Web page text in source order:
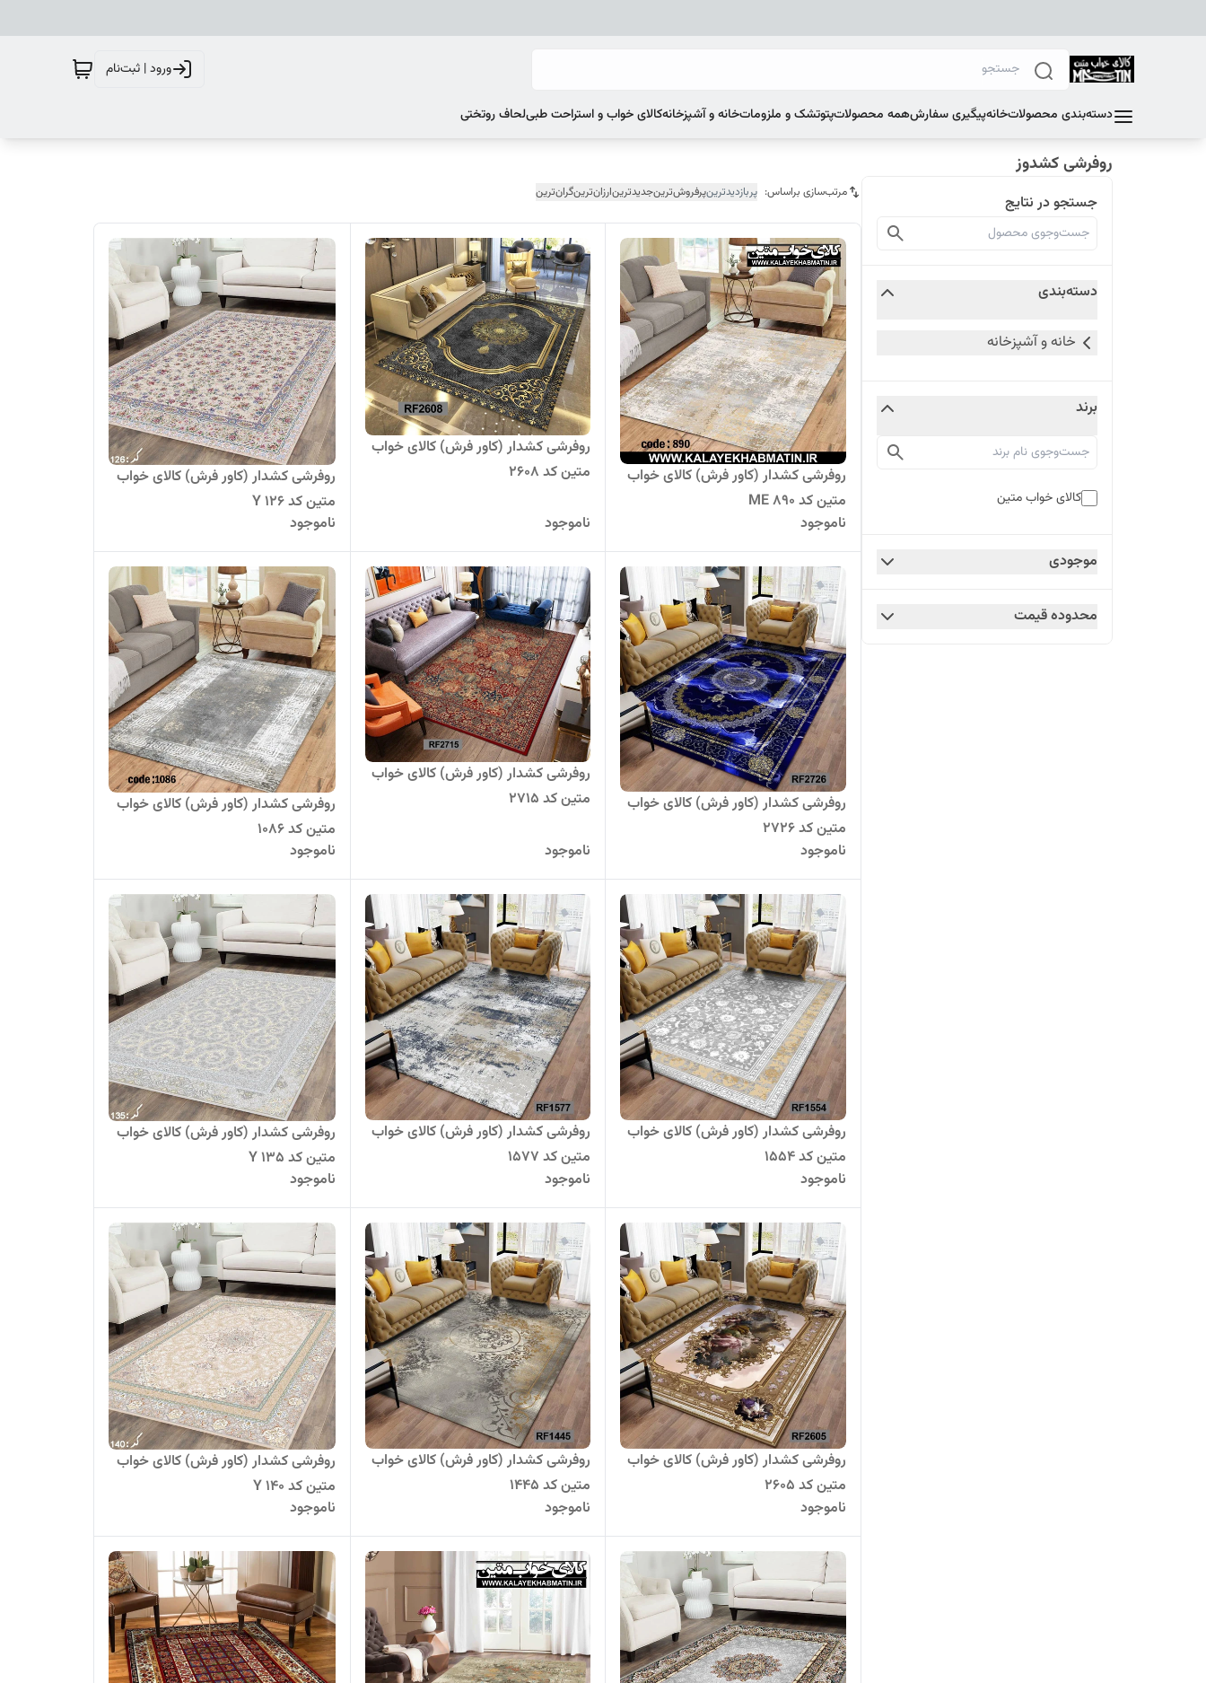
ورود | ثبت‌نام
دسته‌بندی محصولاتخانهپیگیری سفارشهمه محصولاتپتوتشک و ملزوماتخانه و آشپزخانهکالای خواب و استراحت طبیلحاف روتختی
روفرشی کشدوز
جستجو در نتایج
دسته‌بندی
خانه و آشپزخانه
برند
کالای خواب متین
موجودی
محدوده قیمت
مرتب‌سازی براساس: پربازدیدترینپرفروش‌ترینجدیدترینارزان‌ترینگران‌ترین
روفرشی کشدار (کاور فرش) کالای خواب
متین کد ME 890
ناموجود
روفرشی کشدار (کاور فرش) کالای خواب
متین کد 2608
ناموجود
روفرشی کشدار (کاور فرش) کالای خواب
متین کد Y 126
ناموجود
روفرشی کشدار (کاور فرش) کالای خواب
متین کد 2726
ناموجود
روفرشی کشدار (کاور فرش) کالای خواب
متین کد 2715
ناموجود
روفرشی کشدار (کاور فرش) کالای خواب
متین کد 1086
ناموجود
روفرشی کشدار (کاور فرش) کالای خواب
متین کد 1554
ناموجود
روفرشی کشدار (کاور فرش) کالای خواب
متین کد 1577
ناموجود
روفرشی کشدار (کاور فرش) کالای خواب
متین کد Y 135
ناموجود
روفرشی کشدار (کاور فرش) کالای خواب
متین کد 2605
ناموجود
روفرشی کشدار (کاور فرش) کالای خواب
متین کد 1445
ناموجود
روفرشی کشدار (کاور فرش) کالای خواب
متین کد Y 140
ناموجود